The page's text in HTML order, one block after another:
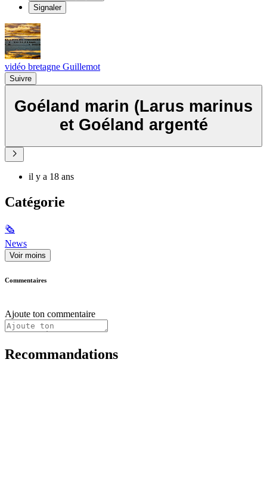
Signaler
vidéo bretagne Guillemot
Suivre
Goéland marin (Larus marinus
et Goéland argenté
il y a 18 ans
Catégorie
🗞
News
Voir moins
Commentaires
Ajoute ton commentaire
Recommandations